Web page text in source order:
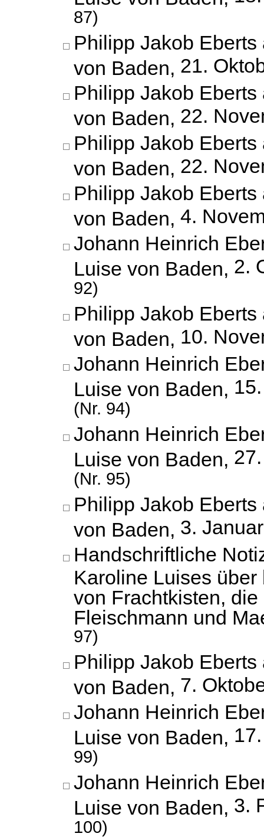
87)
Philipp Jakob
von Baden, 21.
Philipp Jakob
von Baden, 22.
Philipp Jakob
von Baden, 22.
Philipp Jakob
von Baden, 4.
Johann Heinrich
Luise von Baden, 2.
92)
Philipp Jakob
von Baden, 10.
Johann Heinrich
Luise von Baden,
(Nr. 94)
Johann Heinrich
Luise von Baden,
(Nr. 95)
Philipp Jakob
von Baden, 3.
Handschriftliche
Karoline Luises über
von Frachtkisten, die
Fleischmann und
97)
Philipp Jakob
von Baden, 7.
Johann Heinrich
Luise von Baden,
99)
Johann Heinrich
Luise von Baden, 3.
100)